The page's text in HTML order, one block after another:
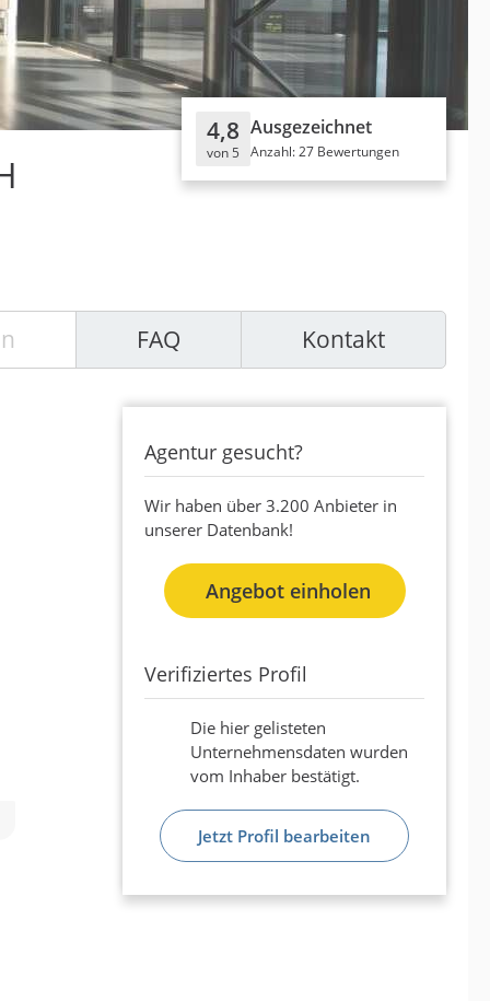
4,8
von 5
Ausgezeichnet
Anzahl: 27 Bewertungen
FAQ Kontakt
Agentur gesucht?
Wir haben über 3.200 Anbieter in
unserer Datenbank!
Angebot einholen
Verifiziertes Profil
Die hier gelisteten
Unternehmensdaten wurden
vom Inhaber bestätigt.
Jetzt Profil bearbeiten